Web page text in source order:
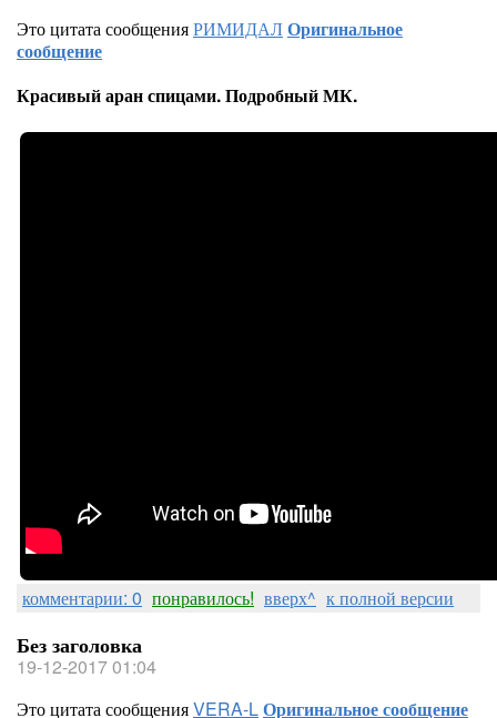
Это цитата сообщенияРИМИДАЛОригинальное
сообщение
Красивый аран спицами. Подробный МК.
комментарии: 0 понравилось! вверх^ к полной версии
Без заголовка
19-12-2017 01:04
Это цитата сообщенияVERA-LОригинальное сообщение